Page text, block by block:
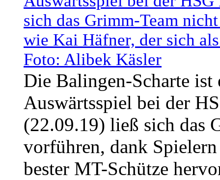
Die Balingen-Scharte ist
Auswärtsspiel bei der
(22.09.19) ließ sich das
vorführen, dank
bester MT-Schütze